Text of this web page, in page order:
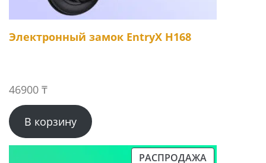
Электронный замок EntryX H168
46900 ₸
В корзину
РАСПРОДАЖА